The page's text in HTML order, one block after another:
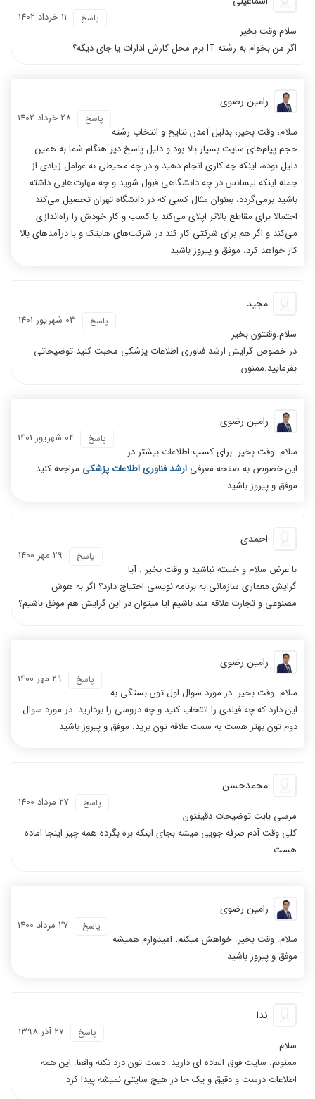
11 خرداد 1402 پاسخ
سلام وقت بخیر
اگر من بخوام به رشته IT برم محل کارش ادارات یا جای دیگه؟
رامین رضوی
28 خرداد 1402 پاسخ
سلام، وقت بخیر، بدلیل آمدن نتایج و انتخاب رشته
حجم پیام‌های سایت بسیار بالا بود و دلیل پاسخ دیر هنگام شما به همین
دلیل بوده، اینکه چه کاری انجام دهید و در چه محیطی به عوامل زیادی از
جمله اینکه لیسانس در چه دانشگاهی قبول شوید و چه مهارت‌هایی داشته
باشید برمی‌گردد، بعنوان مثال کسی که در دانشگاه تهران تحصیل می‌کند
احتمالا برای مقاطع بالاتر اپلای می‌کند یا کسب و کار خودش را راه‌اندازی
می‌کند و اگر هم برای شرکتی کار کند در شرکت‌های هایتک و با درآمدهای بالا
کار خواهد کرد، موفق و پیروز باشید
مجید
03 شهریور 1401 پاسخ
سلام.وقتتون بخیر
در خصوص گرایش ارشد فناوری اطلاعات پزشکی محبت کنید توضیحاتی
بفرمایید.ممنون
رامین رضوی
04 شهریور 1401 پاسخ
سلام. وقت بخیر. برای کسب اطلاعات بیشتر در
این خصوص به صفحه معرفی ارشد فناوری اطلاعات پزشکی مراجعه کنید.
موفق و پیروز باشید
احمدی
29 مهر 1400 پاسخ
با عرض سلام و خسته نباشید و وقت بخیر . آیا
گرایش معماری سازمانی به برنامه نویسی احتیاج دارد؟ اگر به هوش
مصنوعی و تجارت علاقه مند باشیم ایا میتوان در این گرایش هم موفق باشیم؟
رامین رضوی
29 مهر 1400 پاسخ
سلام. وقت بخیر. در مورد سوال اول تون بستگی به
این دارد که چه فیلدی را انتخاب کنید و چه دروسی را بردارید. در مورد سوال
دوم تون بهتر هست به سمت علاقه تون برید. موفق و پیروز باشید
محمدحسن
27 مرداد 1400 پاسخ
مرسی بابت توضیحات دقیقتون
کلی وقت آدم صرفه جویی میشه بجای اینکه بره بگرده همه چیز اینجا اماده
هست.
رامین رضوی
27 مرداد 1400 پاسخ
سلام. وقت بخیر. خواهش میکنم، امیدوارم همیشه
موفق و پیروز باشید
ندا
27 آذر 1398 پاسخ
سلام
ممنونم. سایت فوق العاده ای دارید. دست تون درد نکنه واقعا. این همه
اطلاعات درست و دقیق و یک جا در هیچ سایتی نمیشه پیدا کرد